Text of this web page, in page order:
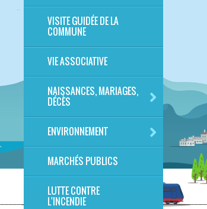
VISITE GUIDÉE DE LA
COMMUNE
VIE ASSOCIATIVE
NAISSANCES, MARIAGES,
DÉCÈS
ENVIRONNEMENT
MARCHÉS PUBLICS
LUTTE CONTRE
L'INCENDIE